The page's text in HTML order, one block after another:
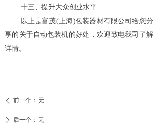
十三、提升大众创业水平
以上是富茂(上海)包装器材有限公司给您分
享的关于自动包装机的好处，欢迎致电我司了解
详情。
ꄴ 前一个： 无
ꄲ 后一个： 无